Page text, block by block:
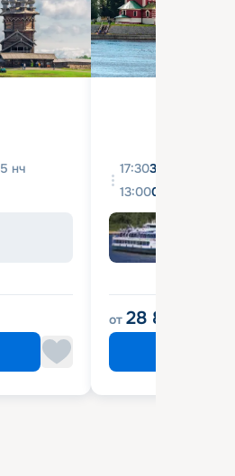
5 нч
17:3031 августа
13:0004 сентября
от 28 800